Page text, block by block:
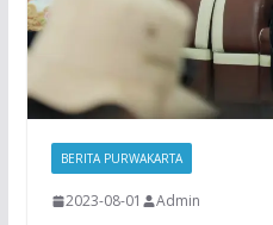
BERITA PURWAKARTA
2023-08-01 Admin